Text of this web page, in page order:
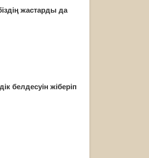
жастарды да
белдесуін жіберіп